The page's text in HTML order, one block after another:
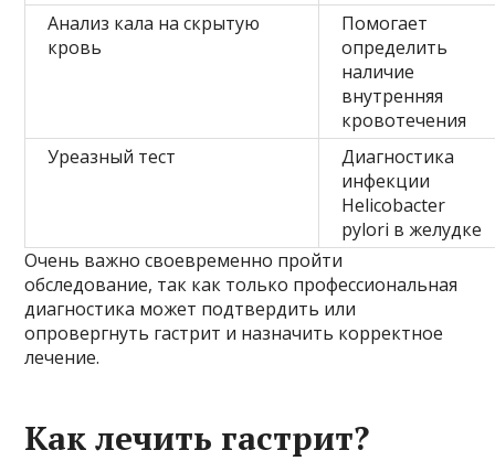
Анализ кала на скрытую
кровь
Помогает
определить
наличие
внутренняя
кровотечения
Уреазный тест
Диагностика
инфекции
Helicobacter
pylori в желудке
Очень важно своевременно пройти
обследование, так как только профессиональная
диагностика может подтвердить или
опровергнуть гастрит и назначить корректное
лечение.
Как лечить гастрит?